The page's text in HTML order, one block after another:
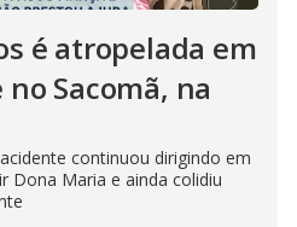
é atropelada em
Sacomã, na
continuou dirigindo em
Dona Maria e ainda colidiu